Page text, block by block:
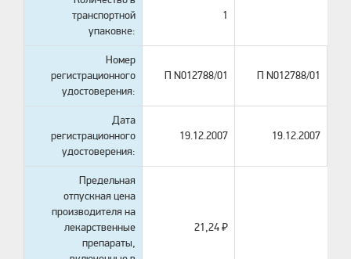
транспортной
упаковке:
1
Номер
регистрационного
удостоверения:
П N012788/01 П N012788/01
Дата
регистрационного
удостоверения:
19.12.2007 19.12.2007
Предельная
отпускная цена
производителя на
лекарственные
препараты,
21,24 ₽